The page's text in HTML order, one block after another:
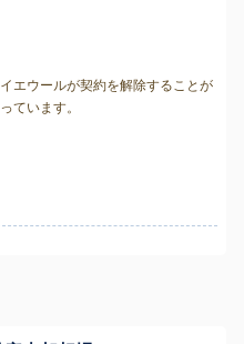
エウールが契約を解除することが
ています。